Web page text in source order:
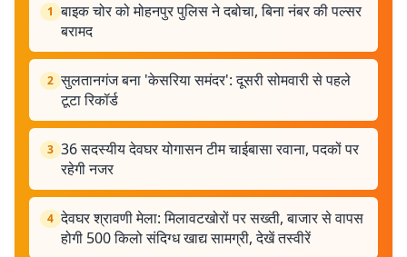
1 बाइक चोर को मोहनपुर पुलिस ने दबोचा, बिना नंबर की पल्सर
बरामद
2 सुलतानगंज बना 'केसरिया समंदर': दूसरी सोमवारी से पहले
टूटा रिकॉर्ड
3 36 सदस्यीय देवघर योगासन टीम चाईबासा रवाना, पदकों पर
रहेगी नजर
4 देवघर श्रावणी मेला: मिलावटखोरों पर सख्ती, बाजार से वापस
होगी 500 किलो संदिग्ध खाद्य सामग्री, देखें तस्वीरें